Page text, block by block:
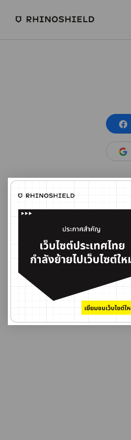
อีเมล
รหัสผ่าน